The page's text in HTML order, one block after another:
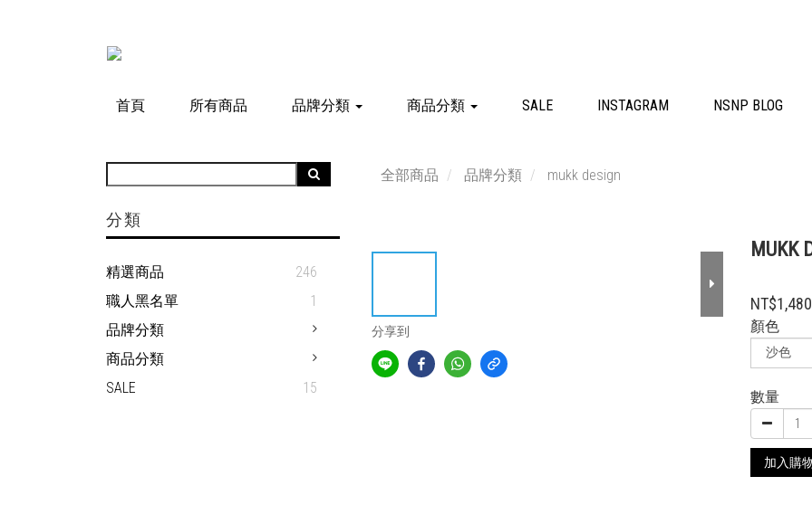
首頁 所有商品 品牌分類 商品分類 SALE INSTAGRAM NSNP BLOG
分類
精選商品
246
職人黑名單
1
品牌分類
商品分類
SALE
15
全部商品 品牌分類 mukk design
分享到
MUKK
NT$1,480
顏色
數量
加入購